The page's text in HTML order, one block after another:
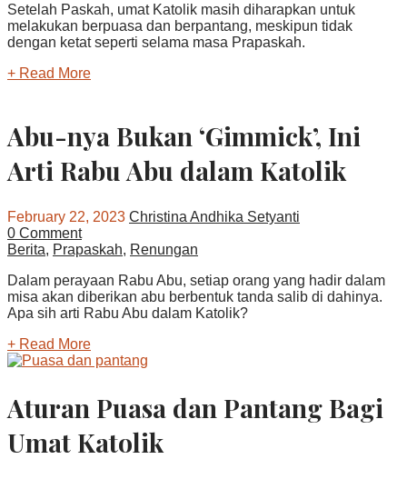
Setelah Paskah, umat Katolik masih diharapkan untuk
melakukan berpuasa dan berpantang, meskipun tidak
dengan ketat seperti selama masa Prapaskah.
+ Read More
Abu-nya Bukan ‘Gimmick’, Ini
Arti Rabu Abu dalam Katolik
February 22, 2023 Christina Andhika Setyanti
0 Comment
Berita, Prapaskah, Renungan
Dalam perayaan Rabu Abu, setiap orang yang hadir dalam
misa akan diberikan abu berbentuk tanda salib di dahinya.
Apa sih arti Rabu Abu dalam Katolik?
+ Read More
Aturan Puasa dan Pantang Bagi
Umat Katolik